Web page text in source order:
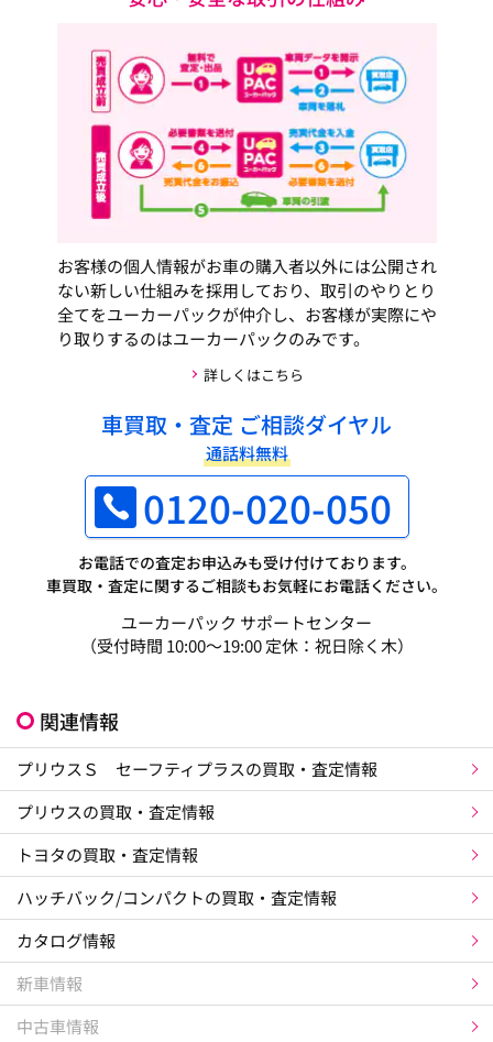
お客様の個人情報がお車の購入者以外には公開され
ない新しい仕組みを採用しており、取引のやりとり
全てをユーカーパックが仲介し、お客様が実際にや
り取りするのはユーカーパックのみです。
詳しくはこちら
車買取・査定 ご相談ダイヤル
通話料無料
0120-020-050
お電話での査定お申込みも受け付けております。
車買取・査定に関するご相談もお気軽にお電話ください。
ユーカーパック サポートセンター
（受付時間 10:00～19:00 定休：祝日除く木）
関連情報
プリウスＳ セーフティプラスの買取・査定情報
プリウスの買取・査定情報
トヨタの買取・査定情報
ハッチバック/コンパクトの買取・査定情報
カタログ情報
新車情報
中古車情報